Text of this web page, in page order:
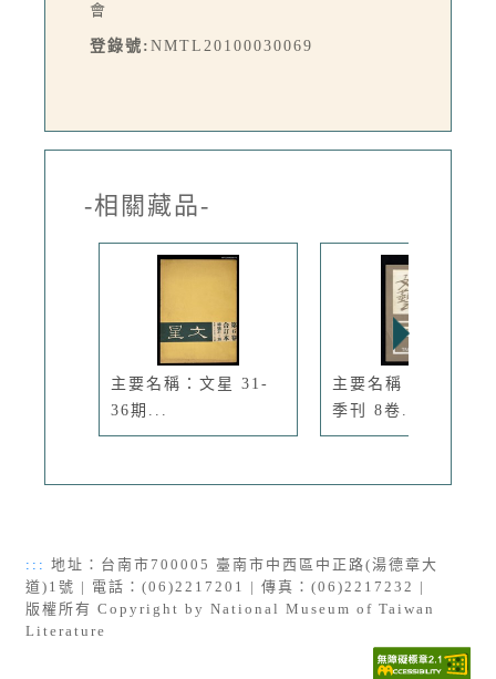
會
登錄號: NMTL20100030069
-相關藏品-
主要名稱：文星 31-
36期...
主要名稱：台灣文藝
季刊 8卷...
::: 地址：台南市700005 臺南市中西區中正路(湯德章大
道)1號 | 電話：(06)2217201 | 傳真：(06)2217232 |
版權所有 Copyright by National Museum of Taiwan
Literature